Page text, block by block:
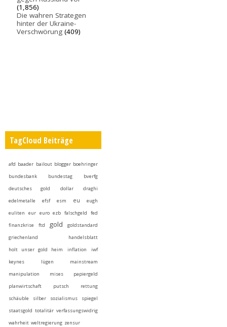
(1,856)
Die wahren Strategen
hinter der Ukraine-
Verschwörung (409)
TagCloud Beiträge
afd baader bailout blogger boehringer
bundesbank
bundestag
bverfg
deutsches gold
dollar
draghi
edelmetalle
efsf esm eu
eugh
euliten
eur euro ezb falschgeld
fed
finanzkrise
ftd gold
goldstandard
griechenland
handelsblatt
holt unser gold heim
inflation
iwf
keynes
lügen
mainstream
manipulation
mises
papiergeld
planwirtschaft
putsch
rettung
schäuble
silber sozialismus
spiegel
staatsgold totalitär verfassungswidrig
wahrheit weltregierung zensur